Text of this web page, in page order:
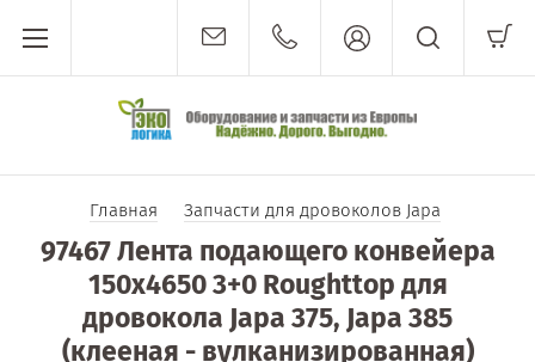
Главная Запчасти для дровоколов Japa
97467 Лента подающего конвейера
150х4650 3+0 Roughttop для
дровокола Japa 375, Japa 385
(клееная - вулканизированная)